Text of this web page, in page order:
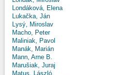
Londáková, Elena
Lukačka, Ján
Lysý, Miroslav
Macho, Peter
Maliniak, Pavol
Manák, Marián
Mann, Arne B.
Marušiak, Juraj
Matus, László